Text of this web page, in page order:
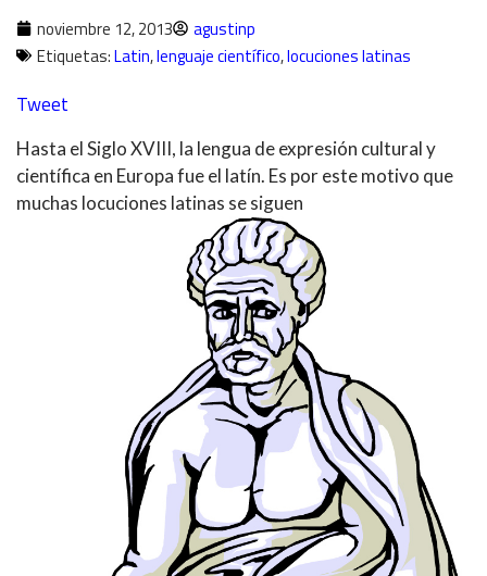
noviembre 12, 2013
agustinp
Etiquetas:Latin,lenguaje científico,locuciones latinas
Tweet
Hasta el Siglo XVIII, la lengua de expresión cultural y
científica en Europa fue el latín. Es por este motivo que
muchas locuciones latinas se siguen